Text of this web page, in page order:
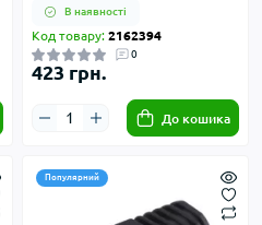
В наявності
Код товару: 2162394
0
423 грн.
До кошика
Популярний